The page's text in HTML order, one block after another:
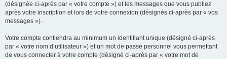
(désignée ci-après par « votre compte ») et les messages que vous publiez
après votre inscription et lors de votre connexion (désignés ci-après par « vos
messages »).
Votre compte contiendra au minimum un identifiant unique (désigné ci-après
par « votre nom d’utilisateur ») et un mot de passe personnel vous permettant
de vous connecter à votre compte (désigné ci-après par « votre mot de